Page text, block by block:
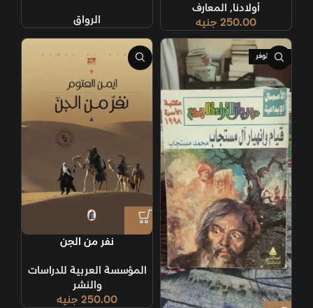
أولادنا, المعارف
250.00 جنيه الرواق
غير متوفر
نفر من الجن
المؤسسة العربية للدراسات
والنشر
250.00 جنيه